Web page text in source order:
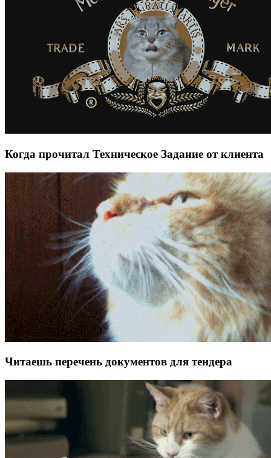
Когда прочитал Техническое Задание от клиента
Читаешь перечень документов для тендера